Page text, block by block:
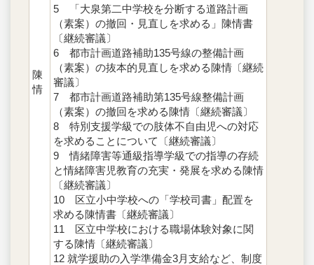
陳
情
5 「大泉第二中学校を分断する道路計画
（素案）の撤回・見直しを求める」陳情書
〔継続審議〕
6 都市計画道路補助135号線の整備計画
（素案）の抜本的見直しを求める陳情〔継続
審議〕
7 都市計画道路補助第135号線整備計画
（素案）の撤回を求める陳情〔継続審議〕
8 特別支援学級での肢体不自由児への対応
を求めることについて〔継続審議〕
9 情緒障害等通級指導学級での指導の存続
と情緒障害児教育の充実・発展を求める陳情
〔継続審議〕
10 区立小中学校への「学校司書」配置を
求める陳情書〔継続審議〕
11 区立中学校における職場体験対象に関
する陳情〔継続審議〕
12 就学援助の入学準備金3月支給など、制度